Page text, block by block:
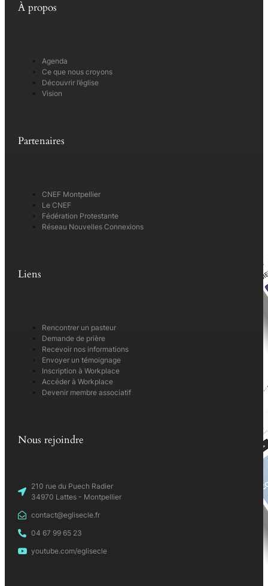
À propos
Agenda
Ce que nous croyons
Découvrir l’église
Vision
Partenaires
CNEF Montpellier
Le CNEF
Fédération Protestante
Réseau Nouvelles Connexions
Liens
Rencontrer un pasteur
Demande de prière
Recevoir nos informations
Envoyer un témoignage
Inscription à Workplace
Accéder à Workplace
Devenir membre associatif
Nous rejoindre
210 rue du Puech Radier
34970 Lattes - Montpellier
contact@eglisecle.fr
04 67 99 65 23
youtube.com/eglisecle